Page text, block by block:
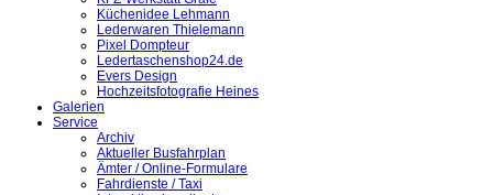
Küchenidee Lehmann
Lederwaren Thielemann
Pixel Dompteur
Ledertaschenshop24.de
Evers Design
Hochzeitsfotografie Heines
Galerien
Service
Archiv
Aktueller Busfahrplan
Ämter / Online-Formulare
Fahrdienste / Taxi